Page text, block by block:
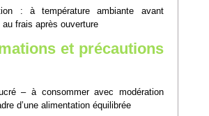
: à température ambiante avant
au frais après ouverture
et précautions
– à consommer avec modération
d’une alimentation équilibrée